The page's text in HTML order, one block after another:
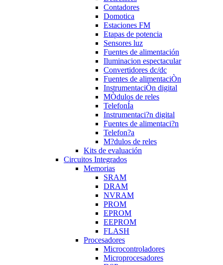
Contadores
Domotica
Estaciones FM
Etapas de potencia
Sensores luz
Fuentes de alimentación
Iluminacion espectacular
Convertidores dc/dc
Fuentes de alimentaciÒn
InstrumentaciÒn digital
MÒdulos de reles
TelefonÍa
Instrumentaci?n digital
Fuentes de alimentaci?n
Telefon?a
M?dulos de reles
Kits de evaluación
Circuitos Integrados
Memorias
SRAM
DRAM
NVRAM
PROM
EPROM
EEPROM
FLASH
Procesadores
Microcontroladores
Microprocesadores